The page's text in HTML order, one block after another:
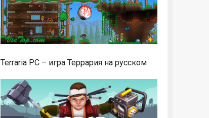
Terraria PC – игра Террария на русском